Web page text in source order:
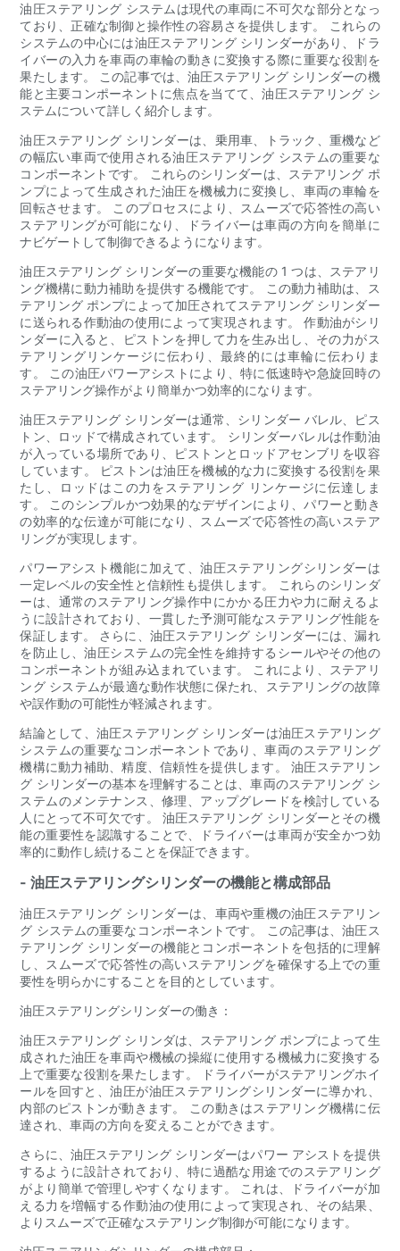
油圧ステアリング システムは現代の車両に不可欠な部分となっ
ており、正確な制御と操作性の容易さを提供します。 これらの
システムの中心には油圧ステアリング シリンダーがあり、ドラ
イバーの入力を車両の車輪の動きに変換する際に重要な役割を
果たします。 この記事では、油圧ステアリング シリンダーの機
能と主要コンポーネントに焦点を当てて、油圧ステアリング シ
ステムについて詳しく紹介します。
油圧ステアリング シリンダーは、乗用車、トラック、重機など
の幅広い車両で使用される油圧ステアリング システムの重要な
コンポーネントです。 これらのシリンダーは、ステアリング ポ
ンプによって生成された油圧を機械力に変換し、車両の車輪を
回転させます。 このプロセスにより、スムーズで応答性の高い
ステアリングが可能になり、ドライバーは車両の方向を簡単に
ナビゲートして制御できるようになります。
油圧ステアリング シリンダーの重要な機能の 1 つは、ステアリ
ング機構に動力補助を提供する機能です。 この動力補助は、ス
テアリング ポンプによって加圧されてステアリング シリンダー
に送られる作動油の使用によって実現されます。 作動油がシリ
ンダーに入ると、ピストンを押して力を生み出し、その力がス
テアリングリンケージに伝わり、最終的には車輪に伝わりま
す。 この油圧パワーアシストにより、特に低速時や急旋回時の
ステアリング操作がより簡単かつ効率的になります。
油圧ステアリング シリンダーは通常、シリンダー バレル、ピス
トン、ロッドで構成されています。 シリンダーバレルは作動油
が入っている場所であり、ピストンとロッドアセンブリを収容
しています。 ピストンは油圧を機械的な力に変換する役割を果
たし、ロッドはこの力をステアリング リンケージに伝達しま
す。 このシンプルかつ効果的なデザインにより、パワーと動き
の効率的な伝達が可能になり、スムーズで応答性の高いステア
リングが実現します。
パワーアシスト機能に加えて、油圧ステアリングシリンダーは
一定レベルの安全性と信頼性も提供します。 これらのシリンダ
ーは、通常のステアリング操作中にかかる圧力や力に耐えるよ
うに設計されており、一貫した予測可能なステアリング性能を
保証します。 さらに、油圧ステアリング シリンダーには、漏れ
を防止し、油圧システムの完全性を維持するシールやその他の
コンポーネントが組み込まれています。 これにより、ステアリ
ング システムが最適な動作状態に保たれ、ステアリングの故障
や誤作動の可能性が軽減されます。
結論として、油圧ステアリング シリンダーは油圧ステアリング
システムの重要なコンポーネントであり、車両のステアリング
機構に動力補助、精度、信頼性を提供します。 油圧ステアリン
グ シリンダーの基本を理解することは、車両のステアリング シ
ステムのメンテナンス、修理、アップグレードを検討している
人にとって不可欠です。 油圧ステアリング シリンダーとその機
能の重要性を認識することで、ドライバーは車両が安全かつ効
率的に動作し続けることを保証できます。
- 油圧ステアリングシリンダーの機能と構成部品
油圧ステアリング シリンダーは、車両や重機の油圧ステアリン
グ システムの重要なコンポーネントです。 この記事は、油圧ス
テアリング シリンダーの機能とコンポーネントを包括的に理解
し、スムーズで応答性の高いステアリングを確保する上での重
要性を明らかにすることを目的としています。
油圧ステアリングシリンダーの働き：
油圧ステアリング シリンダは、ステアリング ポンプによって生
成された油圧を車両や機械の操縦に使用する機械力に変換する
上で重要な役割を果たします。 ドライバーがステアリングホイ
ールを回すと、油圧が油圧ステアリングシリンダーに導かれ、
内部のピストンが動きます。 この動きはステアリング機構に伝
達され、車両の方向を変えることができます。
さらに、油圧ステアリング シリンダーはパワー アシストを提供
するように設計されており、特に過酷な用途でのステアリング
がより簡単で管理しやすくなります。 これは、ドライバーが加
える力を増幅する作動油の使用によって実現され、その結果、
よりスムーズで正確なステアリング制御が可能になります。